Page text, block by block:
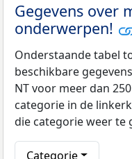
Gegevens over
onderwerpen!
Onderstaande tabel
beschikbare
NT voor meer dan
categorie in de
die categorie weer te
Categorie